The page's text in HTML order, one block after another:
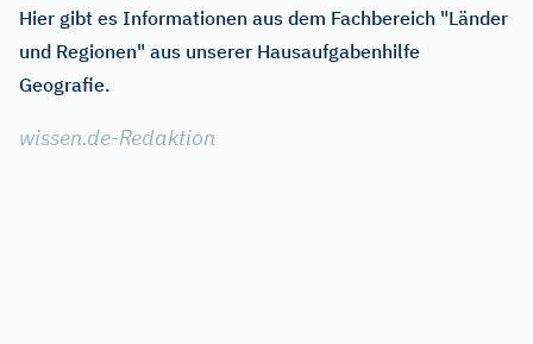
Hier gibt es Informationen aus dem Fachbereich "Länder
und Regionen" aus unserer Hausaufgabenhilfe
Geografie.
wissen.de-Redaktion